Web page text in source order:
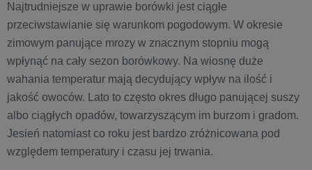
Najtrudniejsze w uprawie borówki jest ciągłe
przeciwstawianie się warunkom pogodowym. W okresie
zimowym panujące mrozy w znacznym stopniu mogą
wpłynąć na cały sezon borówkowy. Na wiosnę duże
wahania temperatur mają decydujący wpływ na ilość i
jakość owoców. Lato to często okres długo panującej suszy
albo ciągłych opadów, towarzyszącym im burzom i gradom.
Jesień natomiast co roku jest bardzo zróżnicowana pod
względem temperatury i czasu jej trwania.